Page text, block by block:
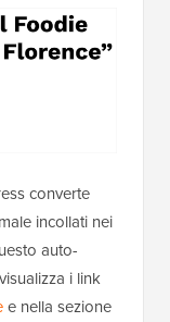
converte
incollati nei
auto-
i link
e nella sezione